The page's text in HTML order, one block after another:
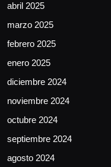
abril 2025
marzo 2025
febrero 2025
enero 2025
diciembre 2024
noviembre 2024
octubre 2024
septiembre 2024
agosto 2024